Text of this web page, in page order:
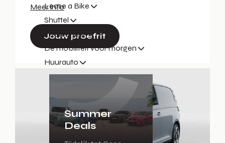
Lease a Bike
Shuttel
Poolbeheer
De mobiliteit voor morgen
Huurauto
Summer
Deals
Meer info
Jouw proefrit